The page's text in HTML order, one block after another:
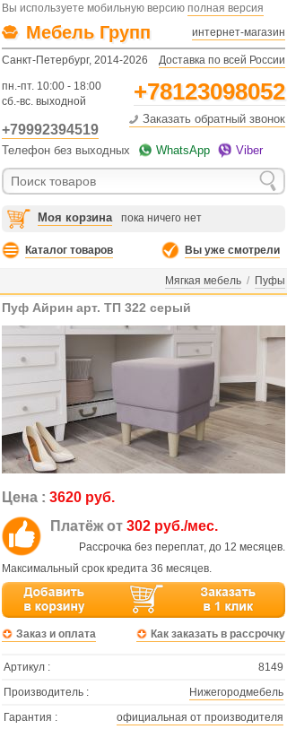
Вы используете мобильную версию полная версия
Мебель Групп интернет-магазин
Санкт-Петербург, 2014-2026 Доставка по всей России
пн.-пт. 10:00 - 18:00
сб.-вс. выходной
+78123098052
+79992394519
Заказать обратный звонок
Телефон без выходных WhatsApp Viber
Моя корзина пока ничего нет
Каталог товаров Вы уже смотрели
Мягкая мебель / Пуфы
Пуф Айрин арт. ТП 322 серый
Цена : 3620 руб.
Платёж от 302 руб./мес.
Рассрочка без переплат, до 12 месяцев.
Максимальный срок кредита 36 месяцев.
Заказ и оплата Как заказать в рассрочку
Артикул :
8149
Производитель :
Нижегородмебель
Гарантия :
официальная от производителя